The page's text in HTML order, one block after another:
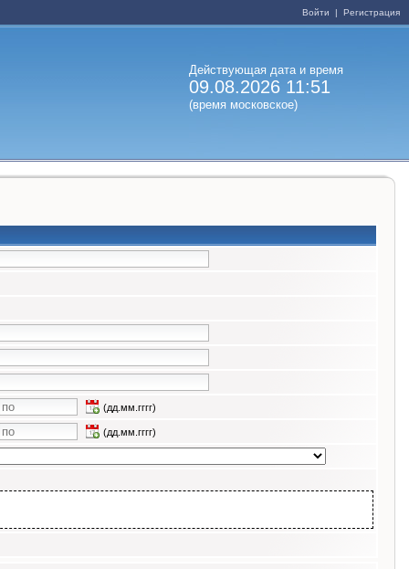
Войти | Регистрация
Действующая дата и время
09.08.2026 11:51
(время московское)
(дд.мм.гггг)
(дд.мм.гггг)